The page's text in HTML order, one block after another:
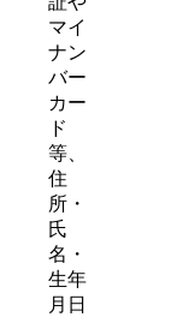
マイ
ナン
バー
カー
ド
等、
住
所・
氏
名・
生年
月日